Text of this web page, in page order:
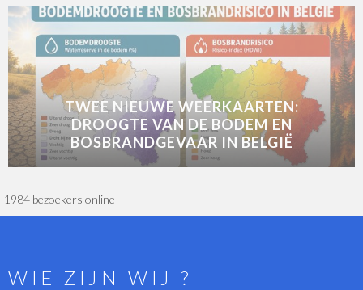
TWEE NIEUWE WEERKAARTEN:
DROOGTE VAN DE BODEM EN
BOSBRANDGEVAAR IN BELGIË
1984 bezoekers online
WIE ZIJN WIJ ?